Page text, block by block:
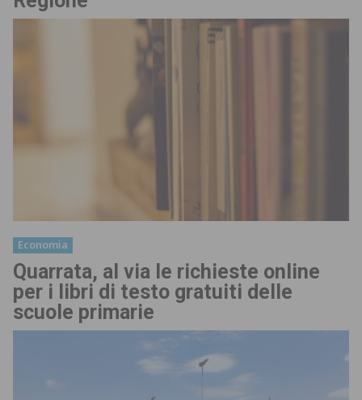
Economia
Quarrata, al via le richieste online
per i libri di testo gratuiti delle
scuole primarie